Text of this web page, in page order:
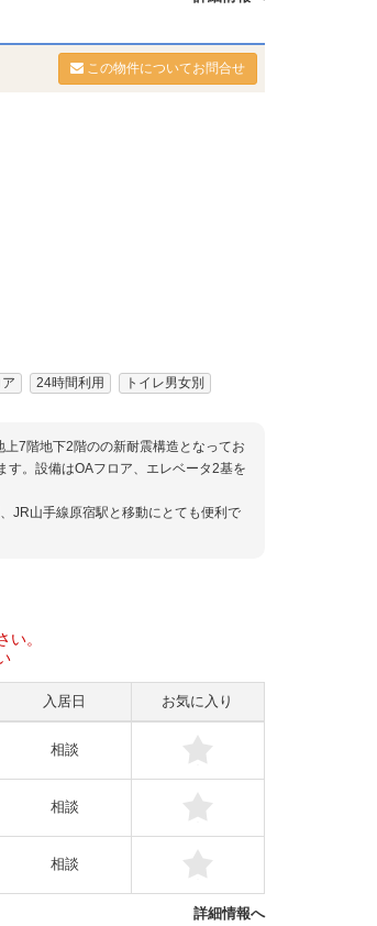
この物件についてお問合せ
24時間利用
トイレ男女別
7階地下2階のの新耐震構造となってお
す。設備はOAフロア、エレベータ2基を
JR山手線原宿駅と移動にとても便利で
。
入居日 お気に入り
相談
相談
相談
詳細情報へ